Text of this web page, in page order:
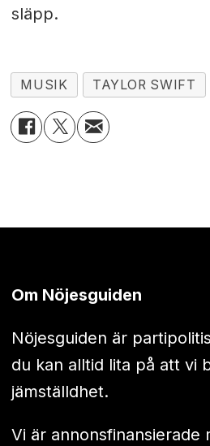
släpp.
MUSIK TAYLOR SWIFT
Om Nöjesguiden
Nöjesguiden är
du kan alltid lita på att vi
jämställdhet.
Vi är annonsfinansierade